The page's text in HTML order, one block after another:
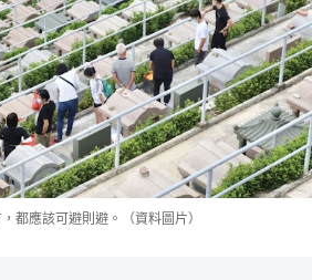
都應該可避則避。（資料圖片）